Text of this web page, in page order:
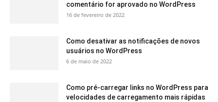
comentário for aprovado no WordPress
16 de fevereiro de 2022
Como desativar as notificações de novos
usuários no WordPress
6 de maio de 2022
Como pré-carregar links no WordPress para
velocidades de carregamento mais rápidas